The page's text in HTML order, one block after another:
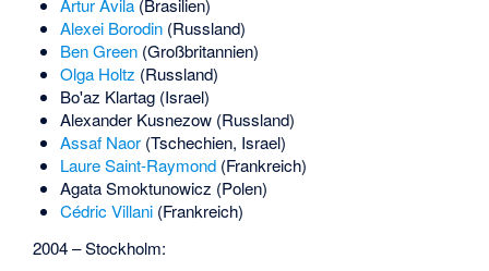
Artur Ávila(Brasilien)
Alexei Borodin(Russland)
Ben Green(Großbritannien)
Olga Holtz (Russland)
Bo'az Klartag(Israel)
Alexander Kusnezow(Russland)
Assaf Naor(Tschechien, Israel)
Laure Saint-Raymond(Frankreich)
Agata Smoktunowicz (Polen)
Cédric Villani(Frankreich)
2004 – Stockholm: